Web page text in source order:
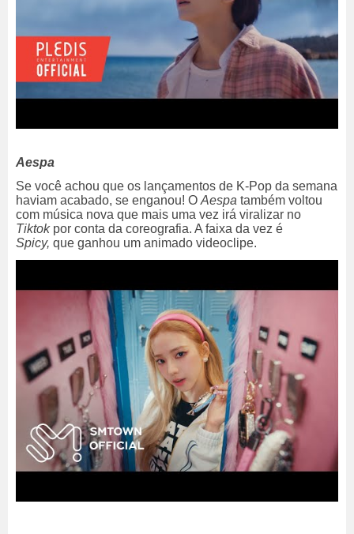
Aespa
Se você achou que os lançamentos de K-Pop da semana
haviam acabado, se enganou! O Aespa também voltou
com música nova que mais uma vez irá viralizar no
Tiktokpor conta da coreografia. A faixa da vez é
Spicy, que ganhou um animado videoclipe.